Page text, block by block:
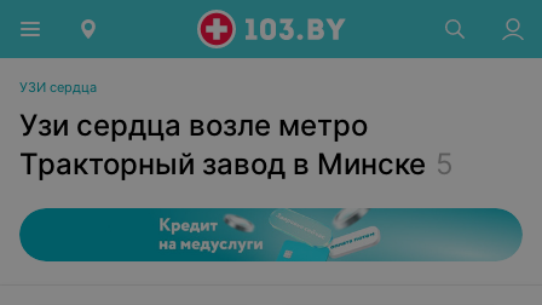
УЗИ сердца
Узи сердца возле метро
Тракторный завод в Минске 5